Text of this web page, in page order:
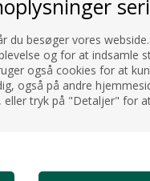
du besøger vores
og for at indsamle
også cookies for at
også på andre
eller tryk på "Detaljer" for
når